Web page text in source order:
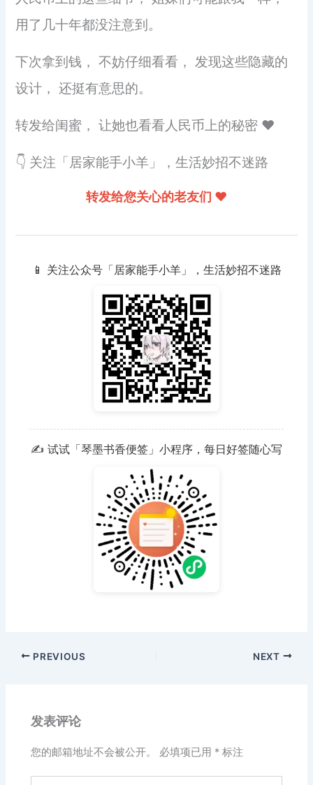
用了几十年都没注意到。
下次拿到钱， 不妨仔细看看， 发现这些隐藏的
设计， 还挺有意思的。
转发给闺蜜， 让她也看看人民币上的秘密 ❤️
👇 关注「居家能手小羊」，生活妙招不迷路
转发给您关心的老友们 ❤️
📱 关注公众号「居家能手小羊」，生活妙招不迷路
✍️ 试试「琴墨书香便签」小程序，每日好签随心写
PREVIOUS NEXT
发表评论
您的邮箱地址不会被公开。 必填项已用 * 标注